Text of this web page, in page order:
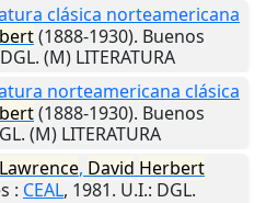
clásica norteamericana
(1888-1930). Buenos
(M) LITERATURA
norteamericana clásica
(1888-1930). Buenos
(M) LITERATURA
Lawrence, David Herbert
: CEAL, 1981. U.I.: DGL.